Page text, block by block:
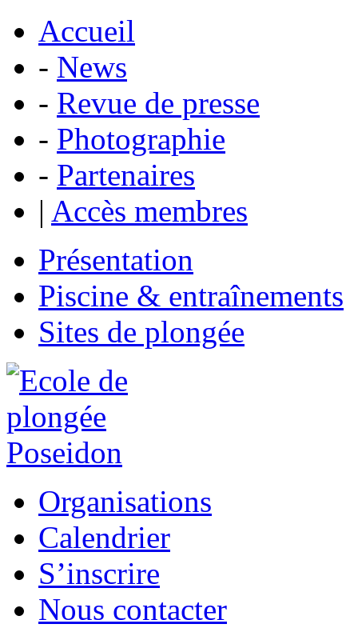
Accueil
- News
- Revue de presse
- Photographie
- Partenaires
| Accès membres
Présentation
Piscine & entraînements
Sites de plongée
Organisations
Calendrier
S’inscrire
Nous contacter